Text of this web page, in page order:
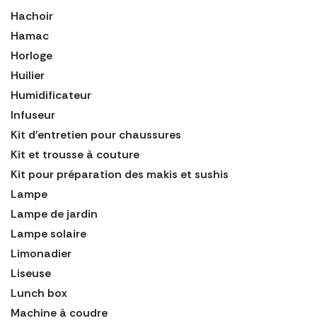
Hachoir
Hamac
Horloge
Huilier
Humidificateur
Infuseur
Kit d'entretien pour chaussures
Kit et trousse à couture
Kit pour préparation des makis et sushis
Lampe
Lampe de jardin
Lampe solaire
Limonadier
Liseuse
Lunch box
Machine à coudre